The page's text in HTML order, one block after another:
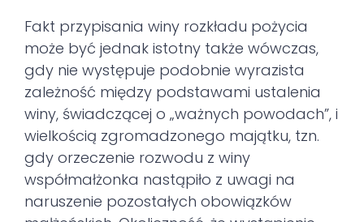
Fakt przypisania winy rozkładu pożycia
może być jednak istotny także wówczas,
gdy nie występuje podobnie wyrazista
zależność między podstawami ustalenia
winy, świadczącej o „ważnych powodach”, i
wielkością zgromadzonego majątku, tzn.
gdy orzeczenie rozwodu z winy
współmałżonka nastąpiło z uwagi na
naruszenie pozostałych obowiązków